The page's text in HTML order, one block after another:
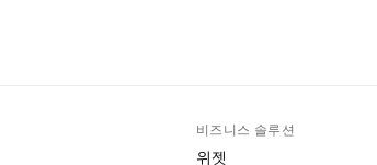
비즈니스 솔루션
위젯